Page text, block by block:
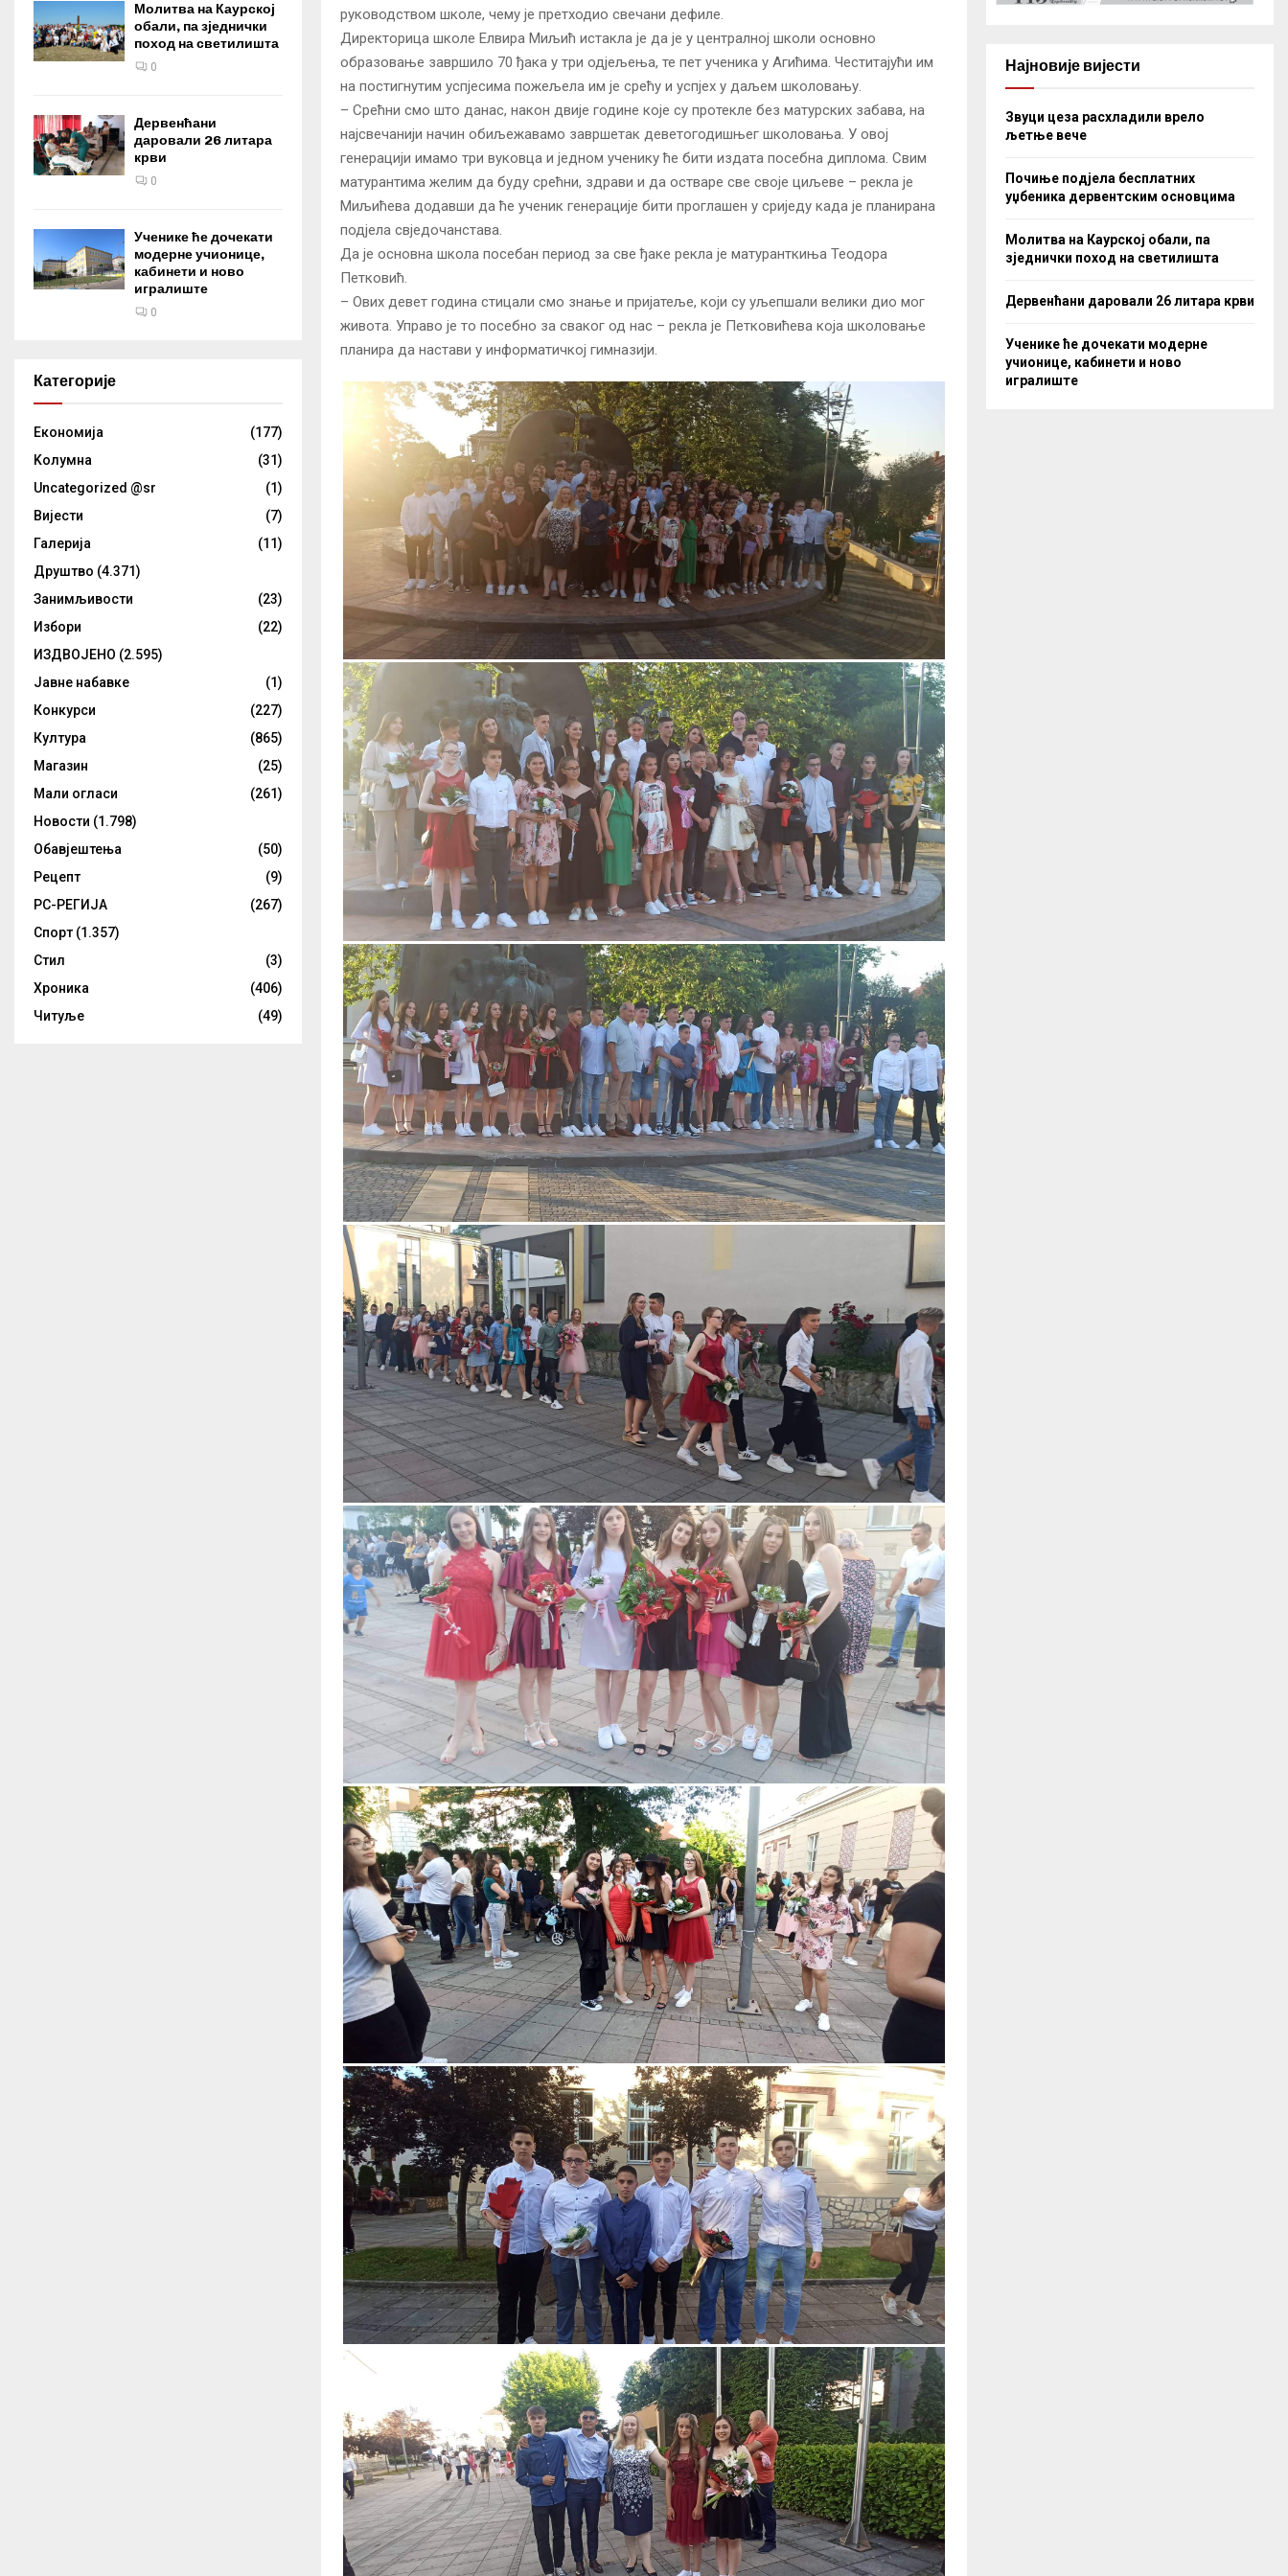
руководством школе, чему је претходио свечани дефиле.
Директорица школе Елвира Миљић истакла је да је у централној школи основно
образовање завршило 70 ђака у три одјељења, те пет ученика у Агићима. Честитајући им
на постигнутим успјесима пожељела им је срећу и успјех у даљем школовању.
– Срећни смо што данас, након двије године које су протекле без матурских забава, на
најсвечанији начин обиљежавамо завршетак деветогодишњег школовања. У овој
генерацији имамо три вуковца и једном ученику ће бити издата посебна диплома. Свим
матурантима желим да буду срећни, здрави и да остваре све своје циљеве – рекла је
Миљићева додавши да ће ученик генерације бити проглашен у сриједу када је планирана
подјела свједочанстава.
Да је основна школа посебан период за све ђаке рекла је матуранткиња Теодора
Петковић.
– Ових девет година стицали смо знање и пријатеље, који су уљепшали велики дио мог
живота. Управо је то посебно за сваког од нас – рекла је Петковићева која школовање
планира да настави у информатичкој гимназији.
Молитва на Каурској
обали, па зједнички
поход на светилишта
0
Дервенћани
даровали 26 литара
крви
0
Ученике ће дочекати
модерне учионице,
кабинети и ново
игралиште
0
Категорије
Eкономија
(177)
Kолумнa
(31)
Uncategorized @sr
(1)
Вијести
(7)
Галерија
(11)
Друштво (4.371)
Занимљивости
(23)
Избори
(22)
ИЗДВОЈЕНО (2.595)
Јавне набавке
(1)
Конкурси
(227)
Култура
(865)
Магазин
(25)
Мали огласи
(261)
Новости (1.798)
Обавјештења
(50)
Рецепт
(9)
РС-РЕГИЈА
(267)
Спорт (1.357)
Стил
(3)
Хроника
(406)
Читуље
(49)
Најновије вијести
Звуци цеза расхладили врело
љетње вече
Почиње подјела бесплатних
уџбеника дервентским основцима
Молитва на Каурској обали, па
зједнички поход на светилишта
Дервенћани даровали 26 литара крви
Ученике ће дочекати модерне
учионице, кабинети и ново
игралиште